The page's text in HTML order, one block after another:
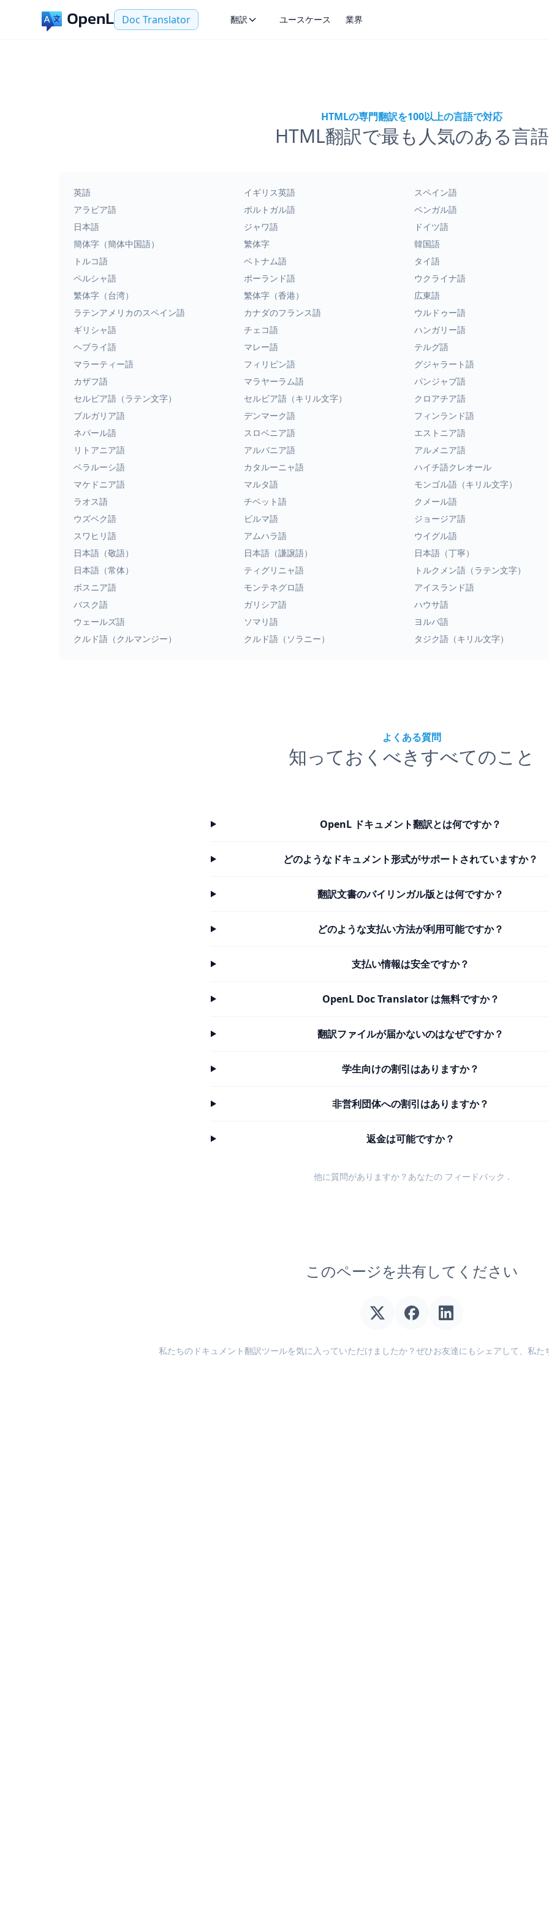
Doc Translator 翻訳 ユースケース 業界
HTMLの専門翻訳を100以上の言語で対応
HTML翻訳で最も人気のある言語
英語 イギリス英語 スペイン語
アラビア語
ポルトガル語 ベンガル語
日本語
ジャワ語 ドイツ語
簡体字（簡体中国語）
繁体字 韓国語
トルコ語
ベトナム語 タイ語
ペルシャ語
ポーランド語 ウクライナ語
繁体字（台湾）
繁体字（香港） 広東語
ラテンアメリカのスペイン語
カナダのフランス語 ウルドゥー語
ギリシャ語
チェコ語 ハンガリー語
ヘブライ語
マレー語 テルグ語
マラーティー語
フィリピン語 グジャラート語
カザフ語
マラヤーラム語 パンジャブ語
セルビア語（ラテン文字）
セルビア語（キリル文字） クロアチア語
ブルガリア語
デンマーク語 フィンランド語
ネパール語
スロベニア語 エストニア語
リトアニア語
アルバニア語 アルメニア語
ベラルーシ語
カタルーニャ語 ハイチ語クレオール
マケドニア語
マルタ語 モンゴル語（キリル文字）
ラオス語
チベット語 クメール語
ウズベク語
ビルマ語 ジョージア語
スワヒリ語
アムハラ語 ウイグル語
日本語（敬語）
日本語（謙譲語） 日本語（丁寧）
日本語（常体）
ティグリニャ語 トルクメン語（ラテン文字）
ボスニア語
モンテネグロ語 アイスランド語
バスク語
ガリシア語 ハウサ語
ウェールズ語
ソマリ語 ヨルバ語
クルド語（クルマンジー）
クルド語（ソラニー） タジク語（キリル文字）
よくある質問
知っておくべきすべてのこと
OpenL ドキュメント翻訳とは何ですか？
どのようなドキュメント形式がサポートされていますか？
翻訳文書のバイリンガル版とは何ですか？
どのような支払い方法が利用可能ですか？
支払い情報は安全ですか？
OpenL Doc Translator は無料ですか？
翻訳ファイルが届かないのはなぜですか？
学生向けの割引はありますか？
非営利団体への割引はありますか？
返金は可能ですか？
他に質問がありますか？あなたの フィードバック .
このページを共有してください
私たちのドキュメント翻訳ツールを気に入っていただけましたか？ぜひお友達にもシェアして、私た